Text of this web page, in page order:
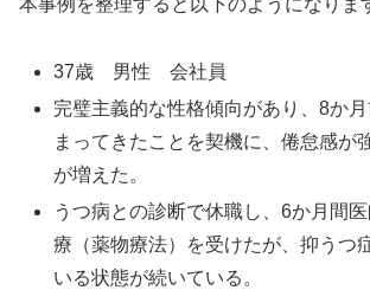
37歳 男性 会社員
完璧主義的な性格傾向があり、8か
まってきたことを契機に、倦怠感が
が増えた。
うつ病との診断で休職し、6か月間
療（薬物療法）を受けたが、抑うつ
いる状態が続いている。